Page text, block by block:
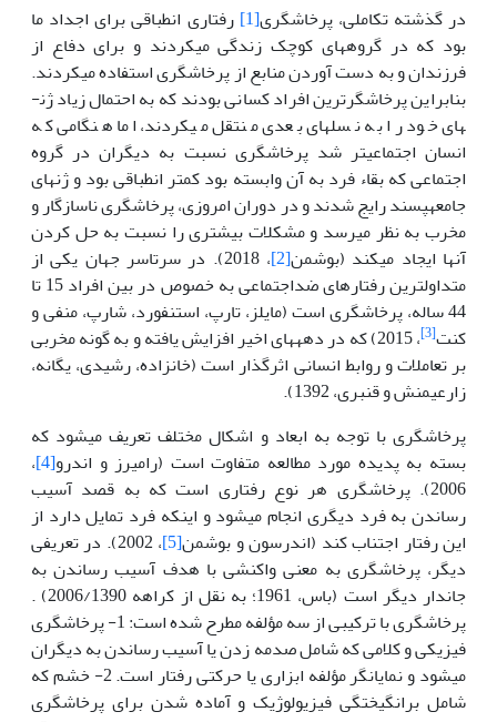
در گذشته تکاملی، پرخاشگری[1] رفتاری انطباقی برای اجداد ما
بود که در گروه­های کوچک زندگی می­کردند و برای دفاع از
فرزندان و به دست آوردن منابع از پرخاشگری استفاده می­کردند.
بنابراین پرخاشگرترین افراد کسانی بودند که به احتمال زیاد ژن­
های خود را به نسل­های بعدی منتقل می­کردند، اما هنگامی که
انسان اجتماعی­تر شد پرخاشگری نسبت به دیگران در گروه
اجتماعی که بقاء فرد به آن وابسته بود کمتر انطباقی بود و ژن­های
جامعه­پسند رایج شدند و در دوران امروزی، پرخاشگری ناسازگار و
مخرب به نظر می­رسد و مشکلات بیشتری را نسبت به حل کردن
آن­ها ایجاد می­کند (بوشمن[2]
، 2018). در سرتاسر جهان یکی از
متداول­ترین رفتارهای ضداجتماعی به خصوص در بین افراد 15 تا
44 ساله، پرخاشگری است (مایلز، تارپ، استنفورد، شارپ، منفی و
کنت[3]
، 2015) که در دهه­­های اخیر افزایش یافته و به گونه مخربی
بر تعاملات و روابط انسانی اثرگذار است (خانزاده، رشیدی، یگانه،
زارعی­منش و قنبری، 1392).
پرخاشگری با توجه به ابعاد و اشکال مختلف تعریف می­شود که
بسته به پدیده مورد مطالعه متفاوت است (رامیرز و اندرو[4] ،
2006). پرخاشگری هر نوع رفتاری است که به قصد آسیب
رساندن به فرد دیگری انجام می­شود و اینکه فرد تمایل دارد از
این رفتار اجتناب کند (اندرسون و بوشمن[5]
، 2002). در تعریفی
دیگر، پرخاشگری به معنی واکنشی با هدف آسیب رساندن به
جاندار دیگر است (باس، 1961؛ به نقل از کراهه 2006/1390) .
پرخاشگری با ترکیبی از سه مؤلفه مطرح شده است: 1- پرخاشگری
فیزیکی و کلامی که شامل صدمه زدن یا آسیب رساندن به دیگران
می­شود و نمایانگر مؤلفه ابزاری یا حرکتی رفتار است. 2- خشم که
شامل برانگیختگی فیزیولوژیک و آماده شدن برای پرخاشگری